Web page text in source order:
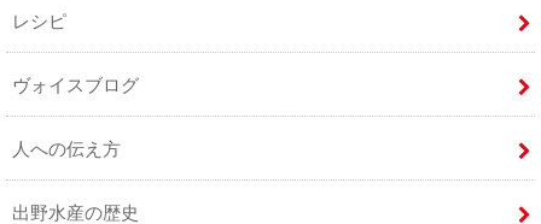
レシピ
ヴォイスブログ
人への伝え方
出野水産の歴史